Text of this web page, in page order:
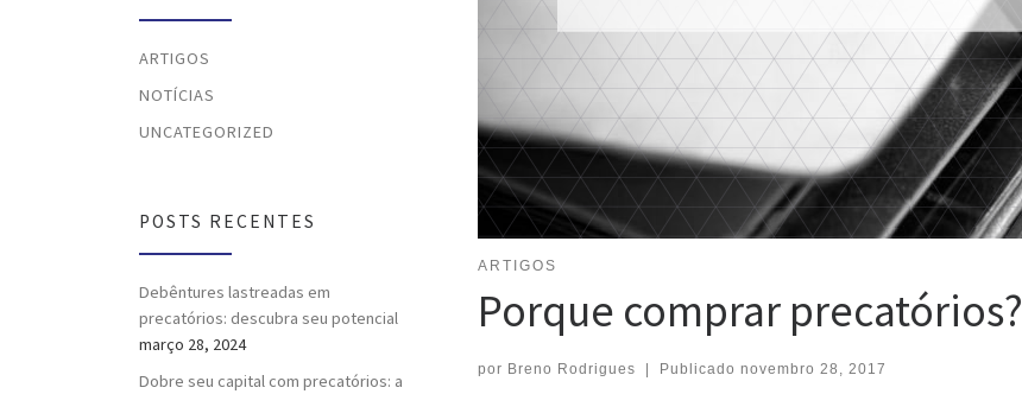
ARTIGOS
Porque comprar precatórios?
por Breno Rodrigues Publicado novembro 28, 2017
ARTIGOS
NOTÍCIAS
UNCATEGORIZED
POSTS RECENTES
Debêntures lastreadas em
precatórios: descubra seu potencial
março 28, 2024
Dobre seu capital com precatórios: a